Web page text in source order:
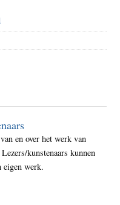
en over het werk van
kunstenaars kunnen
eigen werk.